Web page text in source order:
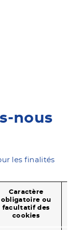
nous
les finalités
Caractère
obligatoire ou
facultatif des
cookies